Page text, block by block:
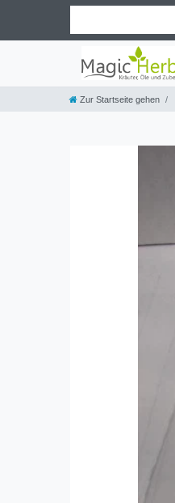
Zur Startseite gehen